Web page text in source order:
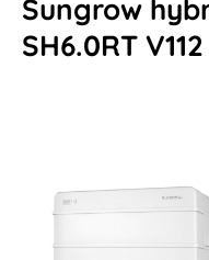
Sungrow
SH6.0RT V112